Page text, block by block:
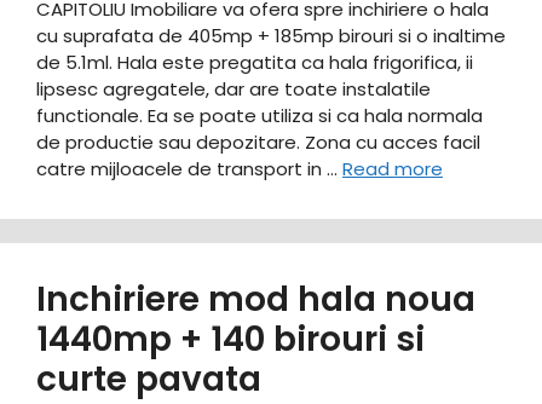
CAPITOLIU Imobiliare va ofera spre inchiriere o hala
cu suprafata de 405mp + 185mp birouri si o inaltime
de 5.1ml. Hala este pregatita ca hala frigorifica, ii
lipsesc agregatele, dar are toate instalatile
functionale. Ea se poate utiliza si ca hala normala
de productie sau depozitare. Zona cu acces facil
catre mijloacele de transport in … Read more
Inchiriere mod hala noua
1440mp + 140 birouri si
curte pavata